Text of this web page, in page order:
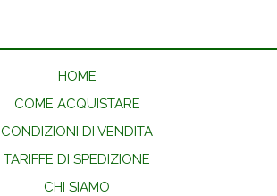
HOME
COME ACQUISTARE
CONDIZIONI DI VENDITA
TARIFFE DI SPEDIZIONE
CHI SIAMO